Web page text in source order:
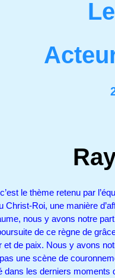
le thème retenu par
Christ-Roi, une manière
nous y avons notre
de ce règne de
et de paix. Nous y avons
une scène de
dans les derniers moments